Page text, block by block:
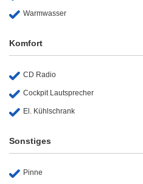
Warmwasser
Komfort
CD Radio
Cockpit Lautsprecher
El. Kühlschrank
Sonstiges
Pinne